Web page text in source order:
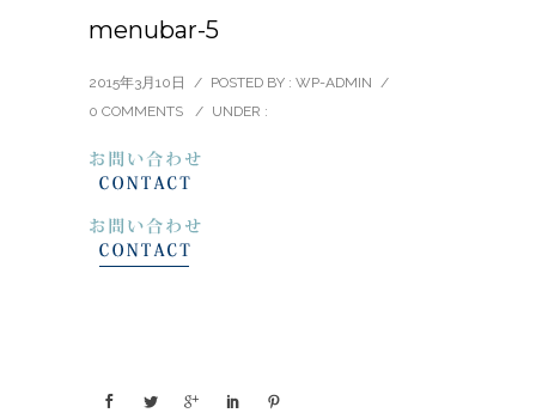
menubar-5
2015年3月10日 / POSTED BY : WP-ADMIN /
0 COMMENTS
/ UNDER :